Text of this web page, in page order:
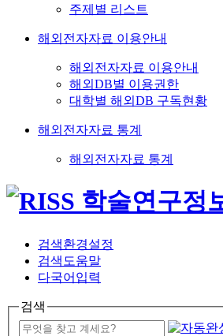
주제별 리스트
해외전자자료 이용안내
해외전자자료 이용안내
해외DB별 이용권한
대학별 해외DB 구독현황
해외전자자료 통계
해외전자자료 통계
검색환경설정
검색도움말
다국어입력
검색